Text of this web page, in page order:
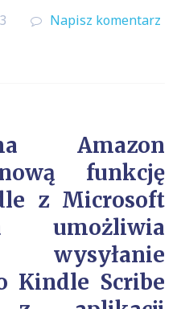
Napisz komentarz
Amazon
funkcję
z Microsoft
umożliwia
wysyłanie
Kindle Scribe